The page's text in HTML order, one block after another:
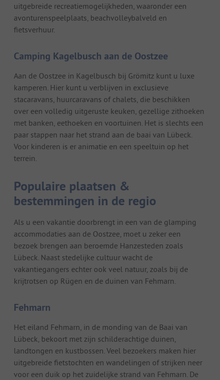
uitgebreide recreatiemogelijkheden, waaronder een
avonturenspeelplaats, beachvolleybalveld en
fietsverhuur.
Camping Kagelbusch aan de Oostzee
Aan de Oostzee in Kagelbusch bij Grömitz kunt u luxe
kamperen. Hier kunt u verblijven in exclusieve
stacaravans, huurcaravans of chalets, die beschikken
over een volledig uitgeruste keuken, gezellige zithoeken
met banken, eethoeken en voortuinen. Het is slechts een
paar stappen naar het strand aan de baai van Lübeck.
Voor kinderen is er animatie en een speeltuin op het
terrein.
Populaire plaatsen &
bestemmingen in de regio
Als u een vakantie doorbrengt in een van de glamping
accommodaties aan de Oostzee, moet u zeker een
bezoek brengen aan beroemde Hanzesteden zoals
Lübeck. Naast stedelijke cultuur wacht de
vakantiegangers echter ook veel natuur, zoals bij de
krijtrotsen op Rügen en de duinen van Fehmarn.
Fehmarn
Het eiland Fehmarn, in de monding van de Baai van
Lübeck, bekoort met zijn schilderachtige duinen,
landtongen en kustbossen. Veel bezoekers maken hier
uitgebreide fietstochten en wandelingen of strijken neer
voor een duik op het zuidelijke strand van Fehmarn. De